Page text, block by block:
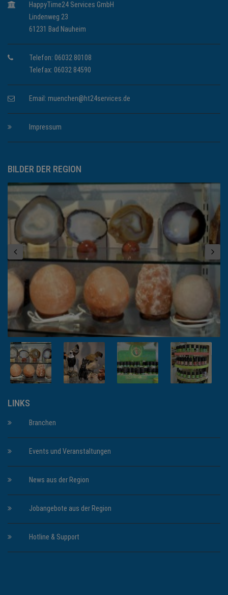
HappyTime24 Services GmbH
Lindenweg 23
61231 Bad Nauheim
Telefon: 06032 80108
Telefax: 06032 84590
Email: muenchen@ht24services.de
Impressum
BILDER DER REGION
LINKS
Branchen
Events und Veranstaltungen
News aus der Region
Jobangebote aus der Region
Hotline & Support